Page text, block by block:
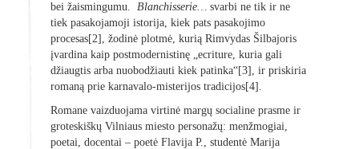
bei žaismingumu. Blanchisserie…svarbi ne tik ir ne
tiek pasakojamoji istorija, kiek pats pasakojimo
procesas[2], žodinė plotmė, kurią Rimvydas Šilbajoris
įvardina kaip postmodernistinę „ecriture, kuria gali
džiaugtis arba nuobodžiauti kiek patinka“[3], ir priskiria
romaną prie karnavalo-misterijos tradicijos[4].
Romane vaizduojama virtinė margų socialine prasme ir
groteskiškų Vilniaus miesto personažų: menžmogiai,
poetai, docentai – poetė Flavija P., studentė Marija